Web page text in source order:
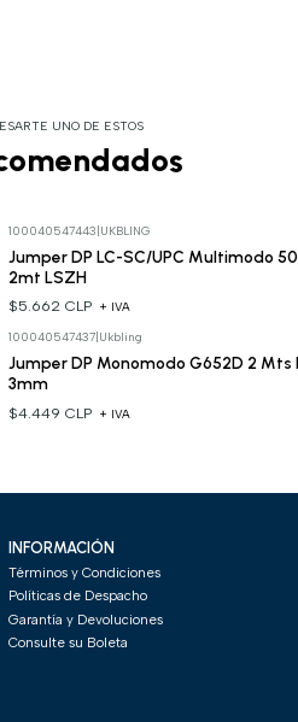
UNO DE ESTOS
100040547443 UKBLING
Jumper DP LC-SC/UPC Multimodo
2mt LSZH
$5.662 CLP + IVA
100040547437| Ukbling
Jumper DP Monomodo G652D 2 Mts
3mm
$4.449 CLP + IVA
INFORMACIÓN
Términos y Condiciones
Políticas de Despacho
Garantía y Devoluciones
Consulte su Boleta